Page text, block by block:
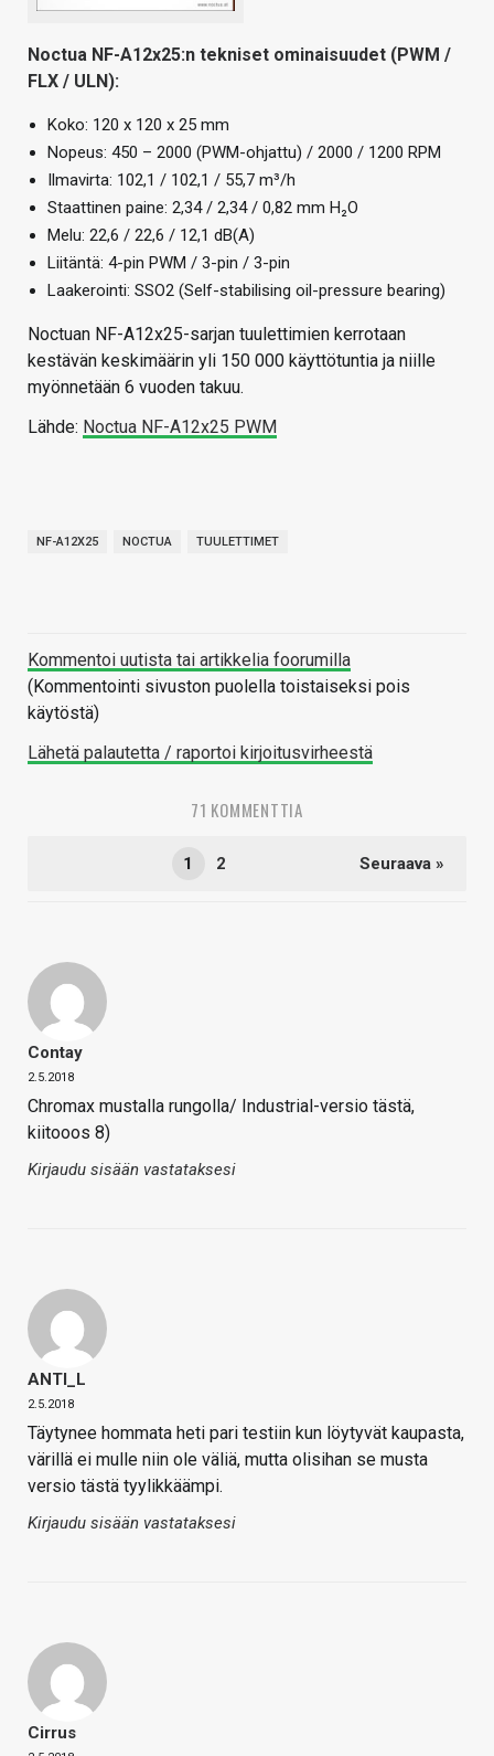
Noctua NF-A12x25:n tekniset ominaisuudet (PWM /
FLX / ULN):
Koko: 120 x 120 x 25 mm
Nopeus: 450 – 2000 (PWM-ohjattu) / 2000 / 1200 RPM
Ilmavirta: 102,1 / 102,1 / 55,7 m³/h
Staattinen paine: 2,34 / 2,34 / 0,82 mm H₂O
Melu: 22,6 / 22,6 / 12,1 dB(A)
Liitäntä: 4-pin PWM / 3-pin / 3-pin
Laakerointi: SSO2 (Self-stabilising oil-pressure bearing)
Noctuan NF-A12x25-sarjan tuulettimien kerrotaan
kestävän keskimäärin yli 150 000 käyttötuntia ja niille
myönnetään 6 vuoden takuu.
Lähde: Noctua NF-A12x25 PWM
NF-A12X25 NOCTUA TUULETTIMET
Kommentoi uutista tai artikkelia foorumilla
(Kommentointi sivuston puolella toistaiseksi pois
käytöstä)
Lähetä palautetta / raportoi kirjoitusvirheestä
71 KOMMENTTIA
1 2 Seuraava »
Contay
2.5.2018
Chromax mustalla rungolla/ Industrial-versio tästä,
kiitooos 8)
Kirjaudu sisään vastataksesi
ANTI_L
2.5.2018
Täytynee hommata heti pari testiin kun löytyvät kaupasta,
värillä ei mulle niin ole väliä, mutta olisihan se musta
versio tästä tyylikkäämpi.
Kirjaudu sisään vastataksesi
Cirrus